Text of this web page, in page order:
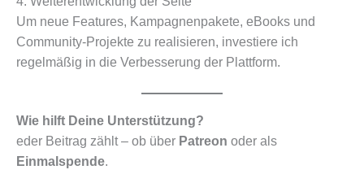
Um neue Features, Kampagnenpakete, eBooks und
Community-Projekte zu realisieren, investiere ich
regelmäßig in die Verbesserung der Plattform.
Wie hilft Deine Unterstützung?
eder Beitrag zählt – ob über Patreon oder als
Einmalspende.